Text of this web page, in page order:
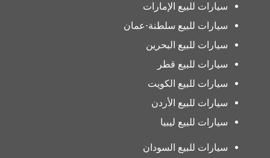
سيارات للبيع الإمارات
سيارات للبيع سلطنة-عمان
سيارات للبيع البحرين
سيارات للبيع قطر
سيارات للبيع الكويت
سيارات للبيع الأردن
سيارات للبيع ليبيا
سيارات للبيع السودان